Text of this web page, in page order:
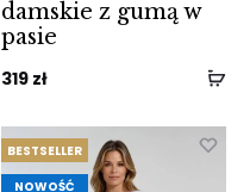
damskie z gumą w
pasie
319 zł
BESTSELLER
NOWOŚĆ